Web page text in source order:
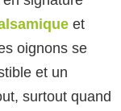
et
oignons se
et un
surtout quand